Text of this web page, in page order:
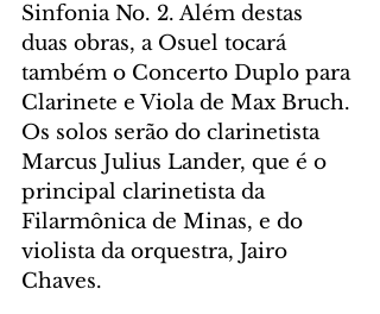
Sinfonia No. 2. Além destas
duas obras, a Osuel tocará
também o Concerto Duplo para
Clarinete e Viola de Max Bruch.
Os solos serão do clarinetista
Marcus Julius Lander, que é o
principal clarinetista da
Filarmônica de Minas, e do
violista da orquestra, Jairo
Chaves.